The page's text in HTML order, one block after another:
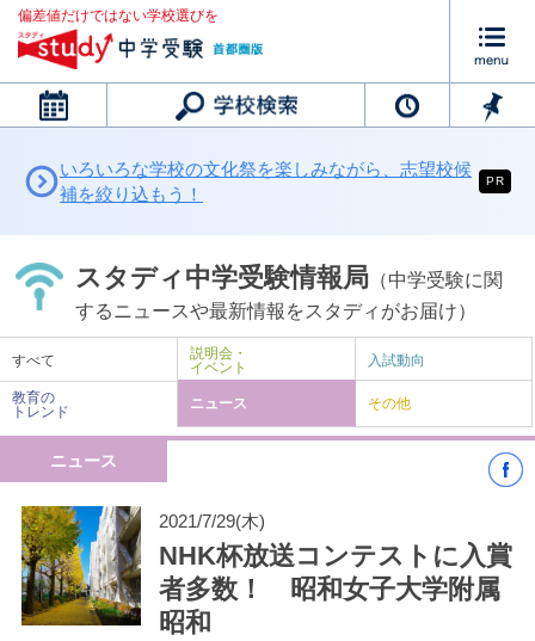
偏差値だけではない学校選びを
カレンダー
いろいろな学校の文化祭を楽しみながら、志望校候
補を絞り込もう！
PR
スタディ中学受験情報局 （中学受験に関
するニュースや最新情報をスタディがお届け）
すべて
説明会・
イベント
入試動向
教育の
トレンド
ニュース その他
ニュース
2021/7/29(木)
NHK杯放送コンテストに入賞
者多数！ 昭和女子大学附属
昭和